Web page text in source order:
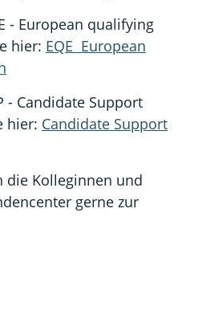
- European qualifying
hier: EQE European
- Candidate Support
hier: Candidate Support
die Kolleginnen und
gerne zur